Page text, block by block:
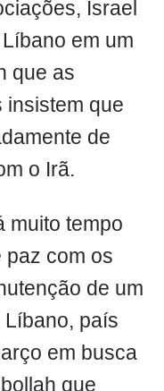
Israel
em um
que as
insistem que
de
o Irã.
muito tempo
paz com os
de um
país
em busca
que